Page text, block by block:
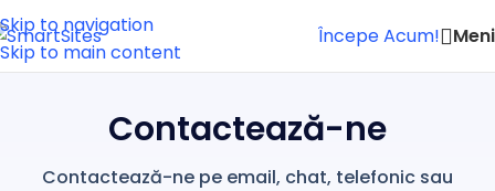
Skip to navigation
Skip to main content
Începe Acum!
Contactează-ne
Contactează-ne pe email, chat, telefonic sau